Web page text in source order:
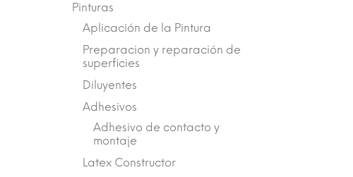
Pinturas
Aplicación de la Pintura
Preparacion y reparación de
superficies
Diluyentes
Adhesivos
Adhesivo de contacto y
montaje
Latex Constructor